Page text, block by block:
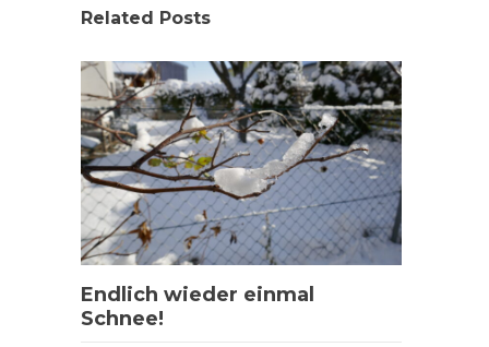
Related Posts
Endlich wieder einmal
Schnee!